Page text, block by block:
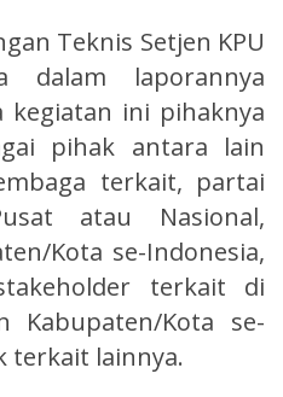
Teknis Setjen KPU
dalam laporannya
kegiatan ini pihaknya
pihak antara lain
terkait, partai
atau Nasional,
Kota se-Indonesia,
terkait di
Kabupaten/Kota se-
terkait lainnya.